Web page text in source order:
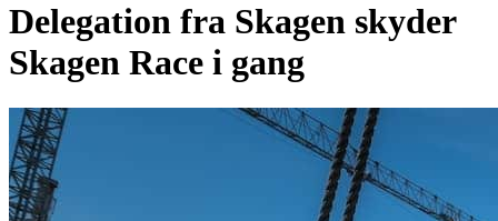
Delegation fra Skagen skyder
Skagen Race i gang